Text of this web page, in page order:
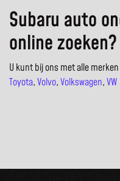
Subaru auto
online zoeken?
U kunt bij ons met alle
Toyota,Volvo,Volkswagen,VW